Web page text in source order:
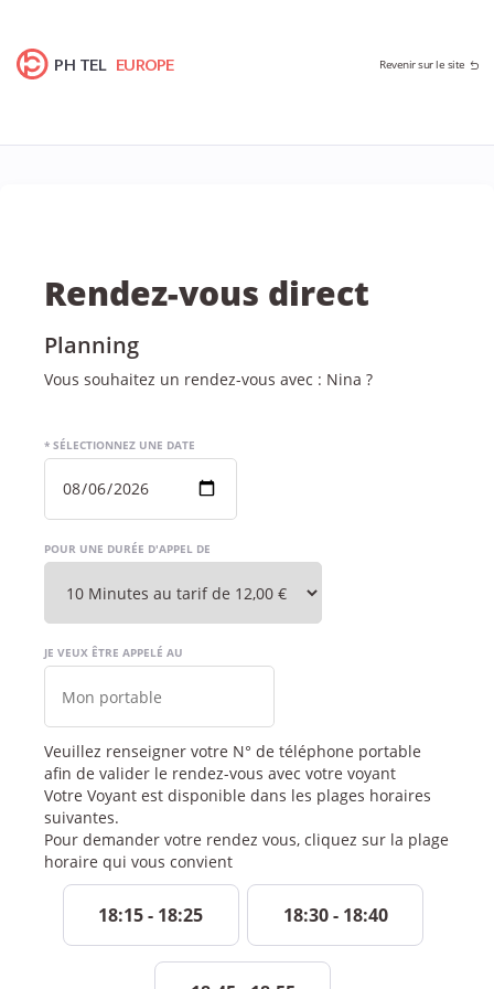
PH TEL EUROPE Revenir sur le site
Rendez-vous direct
Planning
Vous souhaitez un rendez-vous avec : Nina ?
* SÉLECTIONNEZ UNE DATE
POUR UNE DURÉE D'APPEL DE
JE VEUX ÊTRE APPELÉ AU
Veuillez renseigner votre N° de téléphone portable
afin de valider le rendez-vous avec votre voyant
Votre Voyant est disponible dans les plages horaires
suivantes.
Pour demander votre rendez vous, cliquez sur la plage
horaire qui vous convient